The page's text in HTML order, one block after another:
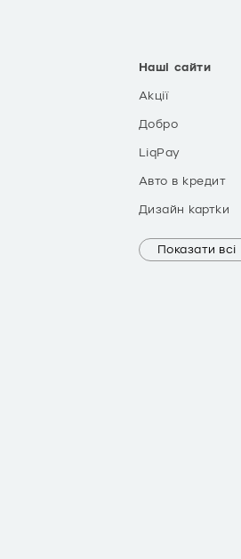
Наші сайти
Акції
Добро
LiqPay
Авто в кредит
Дизайн картки
Показати всі